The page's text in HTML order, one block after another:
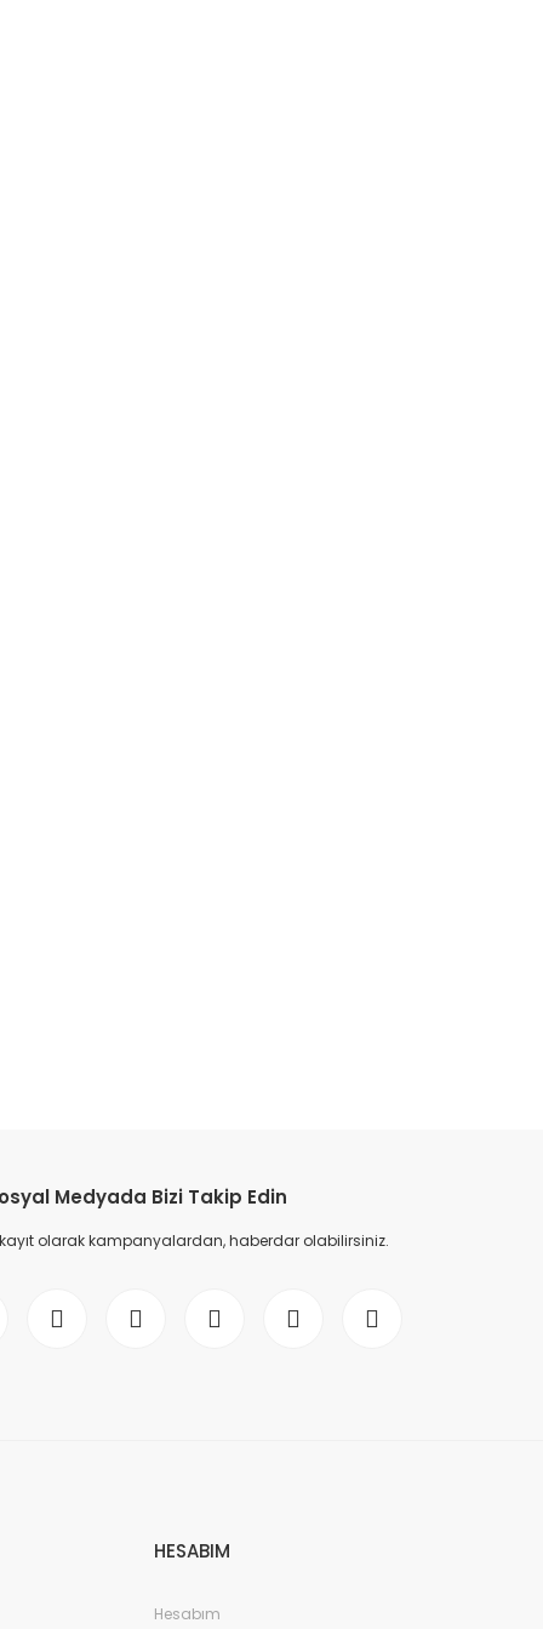
Medyada Bizi Takip Edin
olarak kampanyalardan, haberdar olabilirsiniz.
HESABIM
Hesabım